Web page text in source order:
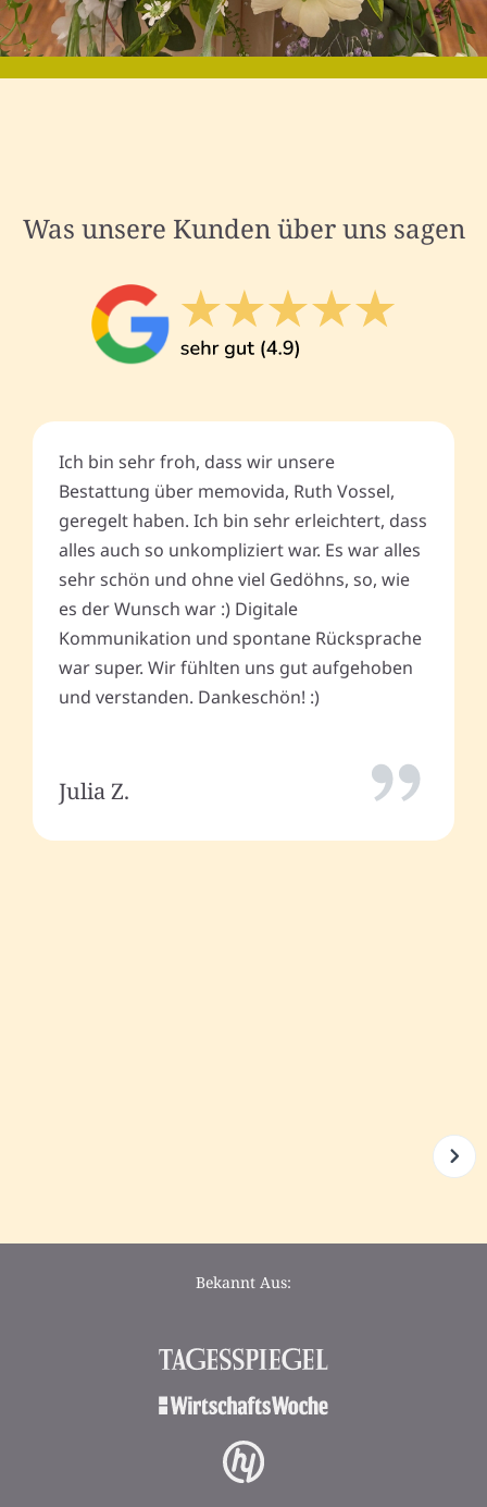
Was unsere Kunden über uns sagen
Ich bin sehr froh, dass wir unsere
Bestattung über memovida, Ruth Vossel,
geregelt haben. Ich bin sehr erleichtert, dass
alles auch so unkompliziert war. Es war alles
sehr schön und ohne viel Gedöhns, so, wie
es der Wunsch war :) Digitale
Kommunikation und spontane Rücksprache
war super. Wir fühlten uns gut aufgehoben
und verstanden. Dankeschön! :)
Julia Z.
Bekannt Aus: